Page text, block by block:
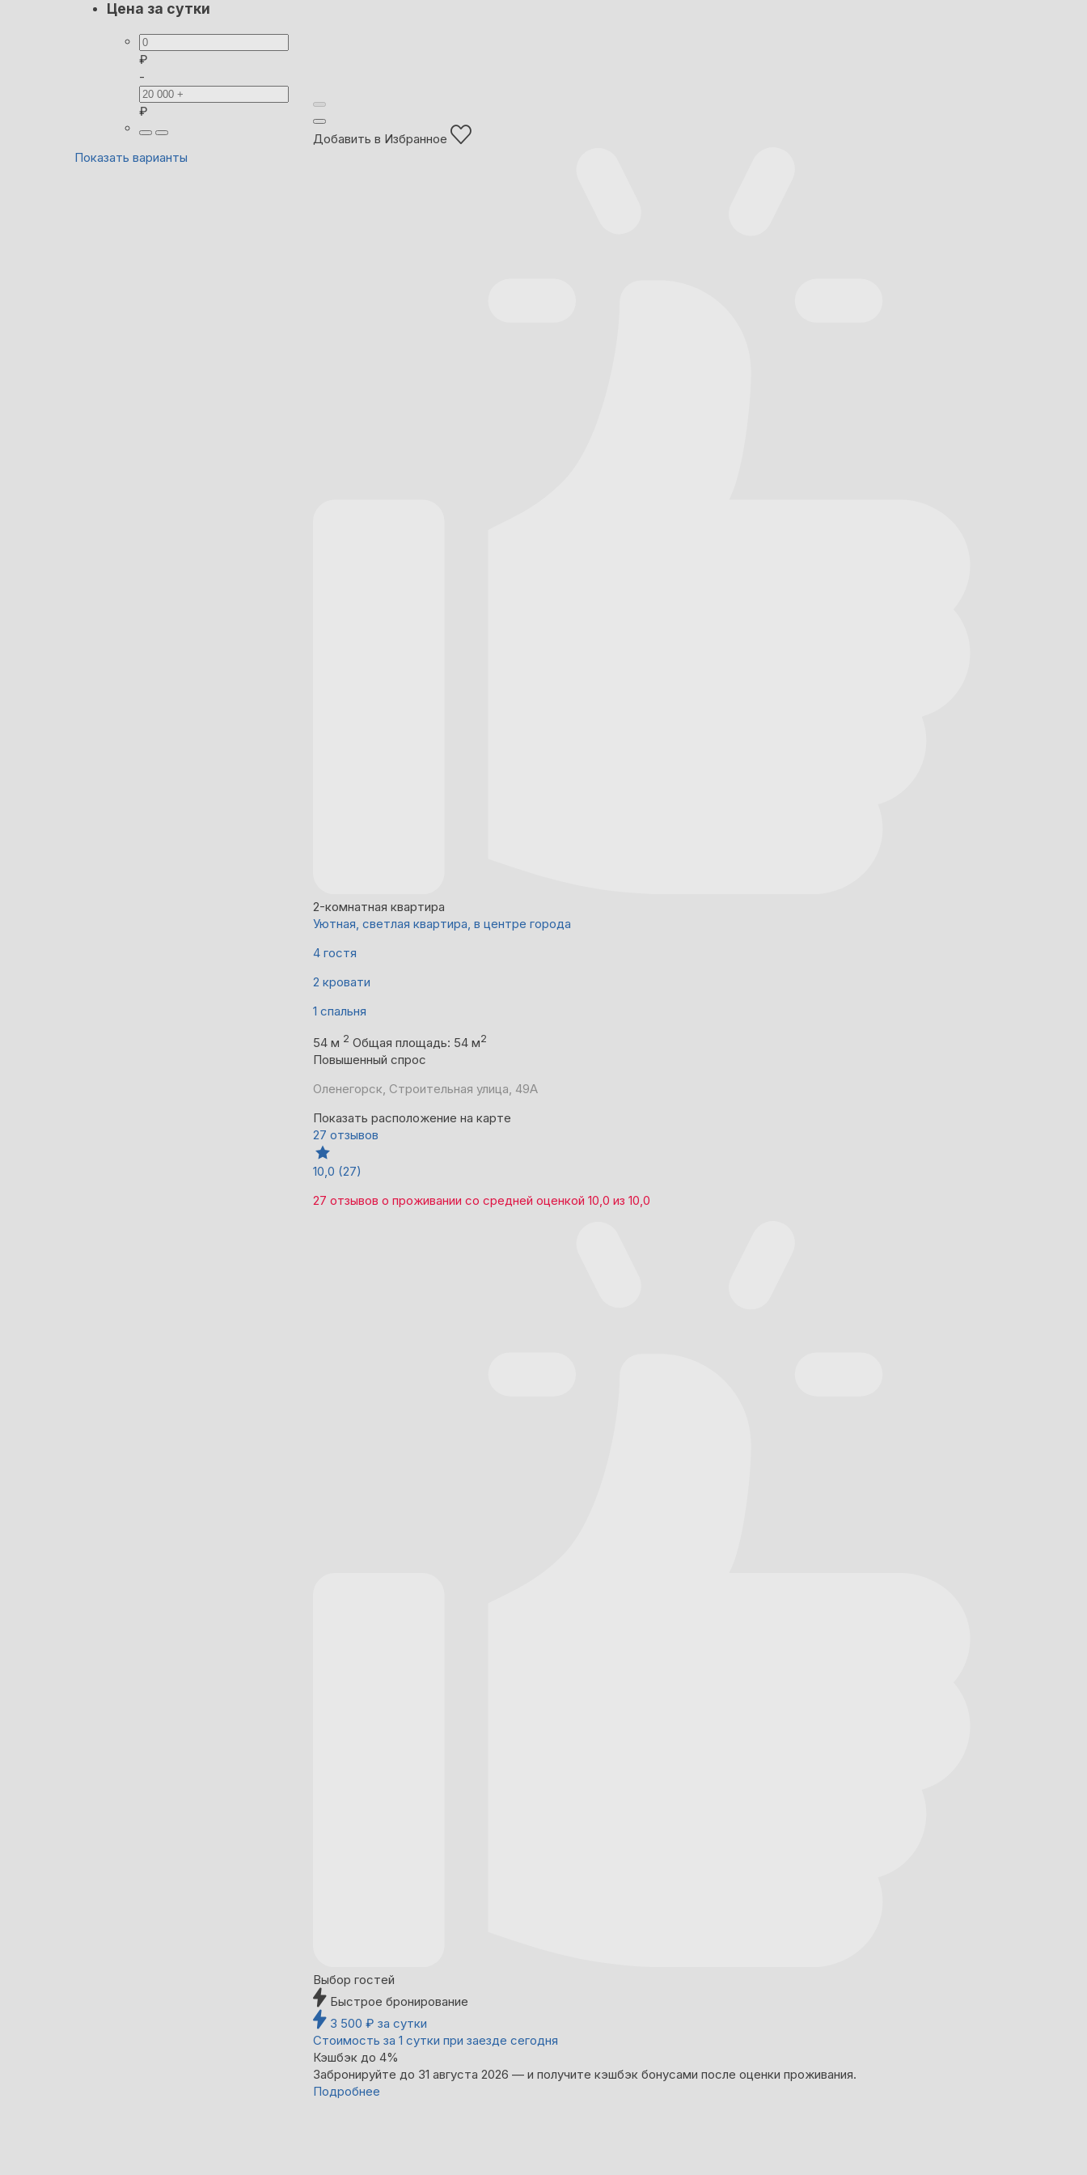
Цена за сутки
₽
-
₽
Показать варианты
Добавить в Избранное
2-комнатная квартира
Уютная, светлая квартира, в центре города
4 гостя
2 кровати
1 спальня
54 м 2 Общая площадь: 54 м2
Повышенный спрос
Оленегорск, Строительная улица, 49А
Показать расположение на карте
27 отзывов
10,0 (27)
27 отзывов о проживании со средней оценкой 10,0 из 10,0
Выбор гостей
Быстрое бронирование
3 500 ₽ за сутки
Стоимость за 1 сутки при заезде сегодня
Кэшбэк до 4%
Забронируйте до 31 августа 2026 — и получите кэшбэк бонусами после оценки проживания.
Подробнее